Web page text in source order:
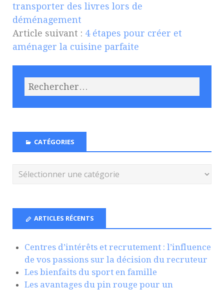
transporter des livres lors de
déménagement
Article suivant : 4 étapes pour créer et
aménager la cuisine parfaite
CATÉGORIES
ARTICLES RÉCENTS
Centres d’intérêts et recrutement : l’influence
de vos passions sur la décision du recruteur
Les bienfaits du sport en famille
Les avantages du pin rouge pour un